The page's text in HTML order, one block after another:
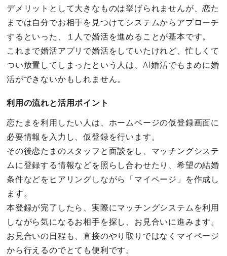
デメリットとして大きなものは挙げられませんが、恋た
までは自分でお相手を見つけてシステムからアプローチ
するといった、１人で婚活を進めることが基本です。
これまで婚活アプリで婚活をしていたけれど、忙しくて
つい放置してしまったという人は、AI婚活でもまめに婚
活ができないかもしれません。
利用の流れと活用ポイント
恋たまを利用したい人は、ホームページの仮登録画面に
必要情報を入力し、仮登録を行います。
その後恋たまのスタッフと面談をし、マッチングシステ
ムに登録する情報などを照らし合わせたり、希望の結婚
条件などをヒアリングしながら「マイページ」を作成し
ます。
本登録が完了したら、実際にマッチングシステムを利用
しながら気になるお相手を探し、お見合いに進みます。
お見合いの日程も、直接のやり取りではなくマイページ
から行えるのでとても便利です。